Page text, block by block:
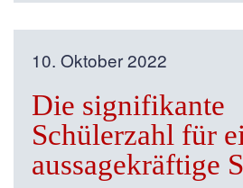
10. Oktober 2022
Die signifikante
Schülerzahl für
aussagekräftige